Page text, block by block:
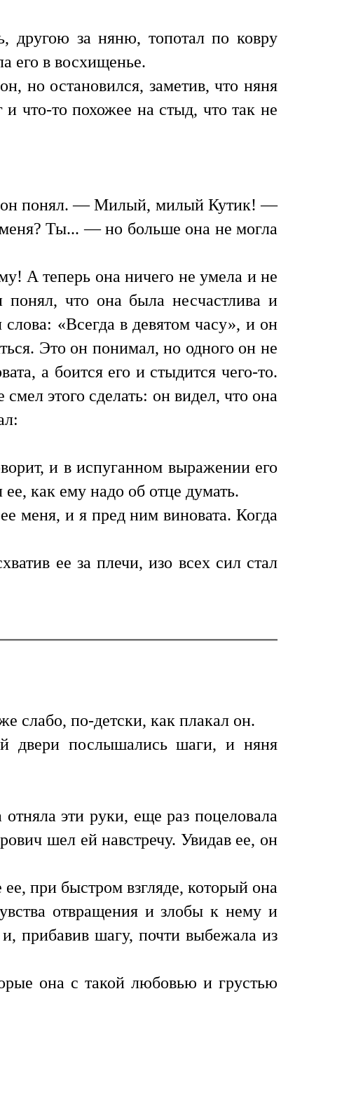
другою за няню, топотал по ковру
его в восхищенье.
но остановился, заметив, что няня
что-то похожее на стыд, что так не
он понял. — Милый, милый Кутик! —
Ты... — но больше она не могла
А теперь она ничего не умела и не
понял, что она была несчастлива и
«Всегда в девятом часу», и он
Это он понимал, но одного он не
а боится его и стыдится чего-то.
этого сделать: он видел, что она
и в испуганном выражении его
как ему надо об отце думать.
и я пред ним виновата. Когда
ее за плечи, изо всех сил стал
слабо, по-детски, как плакал он.
двери послышались шаги, и няня
эти руки, еще раз поцеловала
шел ей навстречу. Увидав ее, он
при быстром взгляде, который она
отвращения и злобы к нему и
прибавив шагу, почти выбежала из
она с такой любовью и грустью